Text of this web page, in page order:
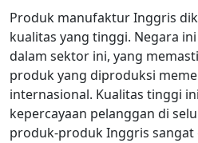
Produk manufaktur Inggris
kualitas yang tinggi. Negara
dalam sektor ini, yang
produk yang diproduksi
internasional. Kualitas tinggi
kepercayaan pelanggan di
produk-produk Inggris sangat